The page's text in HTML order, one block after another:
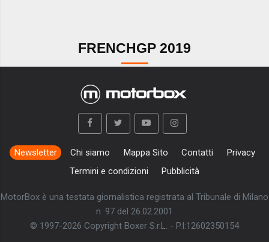
FRENCHGP 2019
Newsletter Chi siamo Mappa Sito Contatti
Privacy
Termini e condizioni
Pubblicità
MotorBox è una testata giornalistica registrata al Tribunale di Milano
n. 97 del 26.02.2001
© 1997-2026 Copyright Boxer S.r.L. - P.I:12602350154